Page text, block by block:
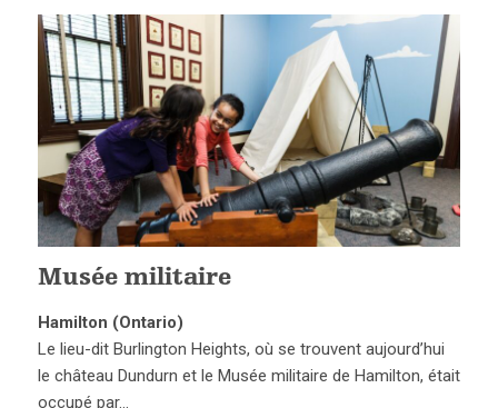
Musée militaire
Hamilton (Ontario)
Le lieu-dit Burlington Heights, où se trouvent aujourd’hui
le château Dundurn et le Musée militaire de Hamilton, était
occupé par…